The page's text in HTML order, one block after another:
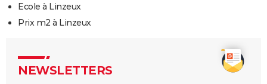
Ecole à Linzeux
Prix m2 à Linzeux
NEWSLETTERS